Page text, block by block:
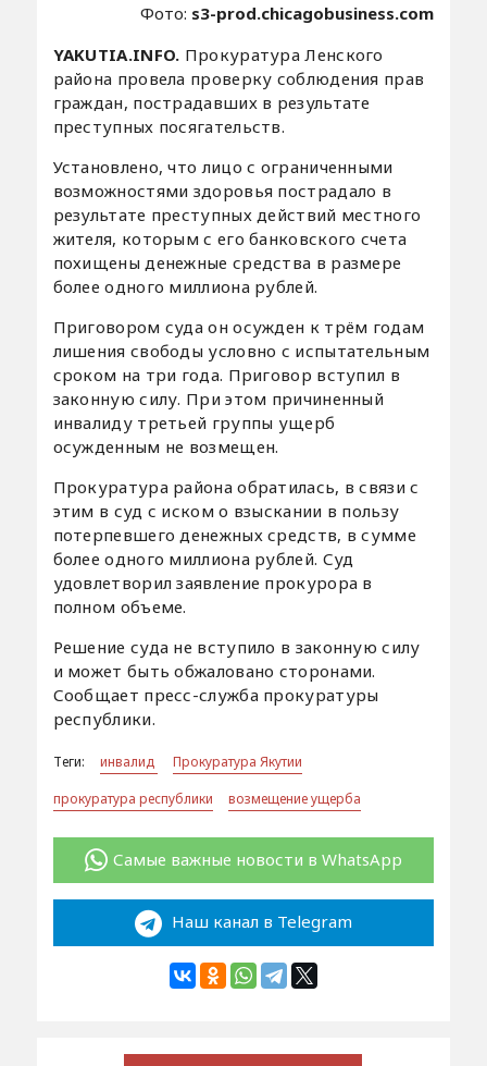
Фото: s3-prod.chicagobusiness.com
YAKUTIA.INFO. Прокуратура Ленского
района провела проверку соблюдения прав
граждан, пострадавших в результате
преступных посягательств.
Установлено, что лицо с ограниченными
возможностями здоровья пострадало в
результате преступных действий местного
жителя, которым с его банковского счета
похищены денежные средства в размере
более одного миллиона рублей.
Приговором суда он осужден к трём годам
лишения свободы условно с испытательным
сроком на три года. Приговор вступил в
законную силу. При этом причиненный
инвалиду третьей группы ущерб
осужденным не возмещен.
Прокуратура района обратилась, в связи с
этим в суд с иском о взыскании в пользу
потерпевшего денежных средств, в сумме
более одного миллиона рублей. Суд
удовлетворил заявление прокурора в
полном объеме.
Решение суда не вступило в законную силу
и может быть обжаловано сторонами.
Сообщает пресс-служба прокуратуры
республики.
Теги: инвалид
Прокуратура Якутии
прокуратура республики
возмещение ущерба
Самые важные новости в WhatsApp
Наш канал в Telegram